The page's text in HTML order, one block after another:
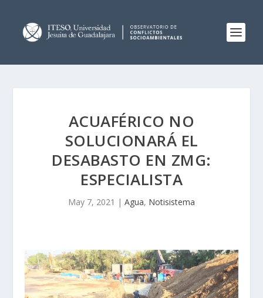
ACUAFÉRICO NO
SOLUCIONARÁ EL
DESABASTO EN ZMG:
ESPECIALISTA
May 7, 2021 | Agua, Notisistema